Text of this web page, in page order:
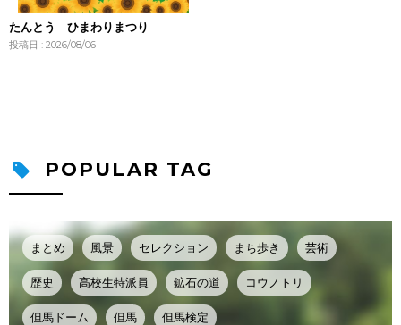
たんとう ひまわりまつり
投稿日 : 2026/08/06
POPULAR TAG
まとめ 風景 セレクション まち歩き 芸術
歴史 高校生特派員 鉱石の道 コウノトリ
但馬ドーム 但馬 但馬検定